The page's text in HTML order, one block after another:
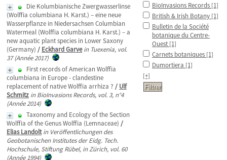
Die Kolumbianische Zwergwasserlinse
(Wolffia columbiana H. Karst.) – eine neue
Wasserpflanze in Niedersachsen Columbian
Watermeal (Wolffia columbiana H. Karst.) – a
new aquatic plant species in Lower Saxony
(Germany) / Eckhard Garve in Tuexenia, vol.
37 (Année 2017)
First records of American Wolffia
columbiana in Europe - clandestine
replacement of native Wolffia arrhiza ? / Ulf
Schmitz in BioInvasions Records, vol. 3, n°4
(Année 2014)
Taxonomy and Ecology of the Section
Wolffia of the Genus Wolffia (Lemnaceae) /
Elias Landolt in Veröffentlichungen des
Geobotanischen Institutes der Eidg. Tech.
Hochschule, Stiftung Rübel, in Zürich, vol. 60
(Année 1994)
BioInvasions Records [1]
British & Irish Botany [1]
Bulletin de la Société
botanique du Centre-
Ouest [1]
Carnets botaniques [1]
Dumortiera [1]
[+]